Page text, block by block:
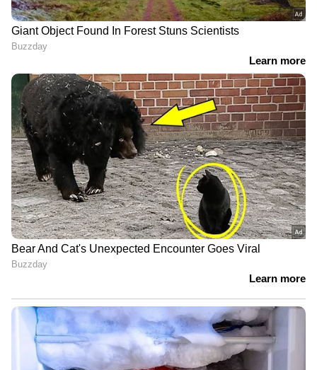
Related Articles
വിവരങ്ങൾ പുറത്ത്
ഒരു എന്‍ട്രി-ലെവല്‍ 5ജി ഫോണ്‍; റെഡ്‌മി
17 5ജി ഇന്ത്യയില്‍ ഉടന്‍ ലോഞ്ച് ചെയ്യും
3
5
ഗൂഗിൾ പിക്‌സൽ 9a: മികച്ച ആൻഡ്രോയ്‌ഡ്
ഓപ്ഷൻ
50,000 രൂപയ്ക്ക് താഴെ മികച്ച കോംപാക്‌റ്റ്